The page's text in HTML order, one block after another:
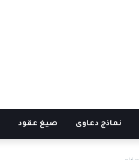
نماذج دعاوى صيغ عقود